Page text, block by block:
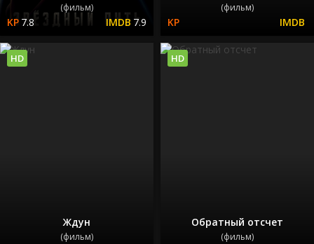
(фильм)
7.8 7.9
(фильм)
Ждун
(фильм)
HD
Обратный отсчет
(фильм)
HD